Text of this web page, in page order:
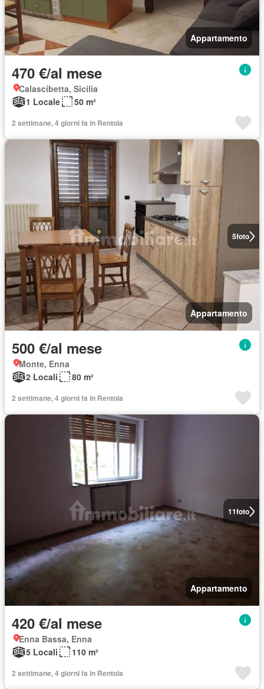
Appartamento
470 €/al mese
Calascibetta, Sicilia
1 Locale
50 m²
2 settimane, 4 giorni fa in Rentola
5foto
Appartamento
500 €/al mese
Monte, Enna
2 Locali
80 m²
2 settimane, 4 giorni fa in Rentola
11foto
Appartamento
420 €/al mese
Enna Bassa, Enna
5 Locali
110 m²
2 settimane, 4 giorni fa in Rentola